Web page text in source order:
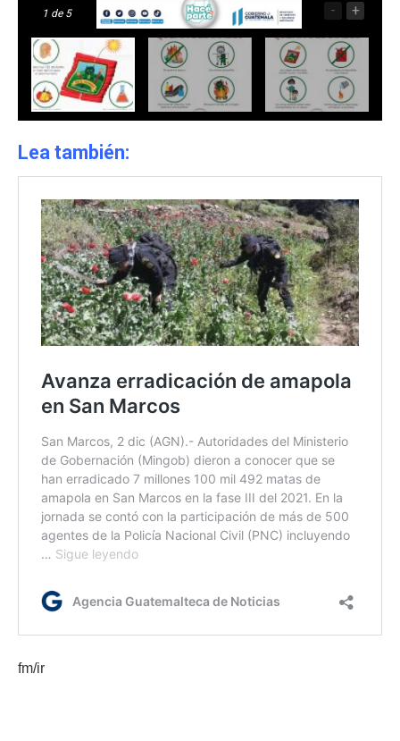
1 de 5 - +
Lea también:
fm/ir